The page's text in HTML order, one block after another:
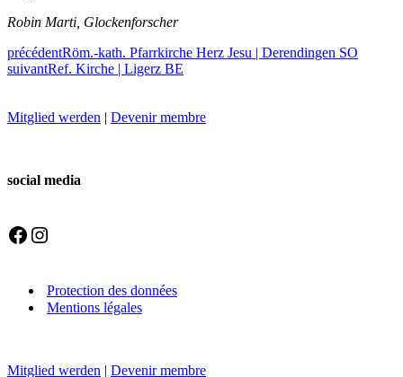
Robin Marti, Glockenforscher
précédentRöm.-kath. Pfarrkirche Herz Jesu | Derendingen SO
suivantRef. Kirche | Ligerz BE
Mitglied werden | Devenir membre
social media
Facebook Instagram
Protection des données
Mentions légales
Mitglied werden | Devenir membre